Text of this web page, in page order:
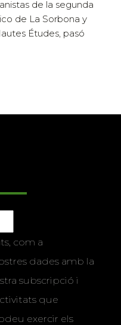
de la segunda
de La Sorbona y
Études, pasó
com a
dades amb la
subscripció i
que
exercir els